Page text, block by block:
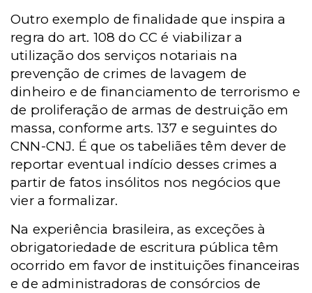
Outro exemplo de finalidade que inspira a
regra do art. 108 do CC é viabilizar a
utilização dos serviços notariais na
prevenção de crimes de lavagem de
dinheiro e de financiamento de terrorismo e
de proliferação de armas de destruição em
massa, conforme arts. 137 e seguintes do
CNN-CNJ. É que os tabeliães têm dever de
reportar eventual indício desses crimes a
partir de fatos insólitos nos negócios que
vier a formalizar.
Na experiência brasileira, as exceções à
obrigatoriedade de escritura pública têm
ocorrido em favor de instituições financeiras
e de administradoras de consórcios de